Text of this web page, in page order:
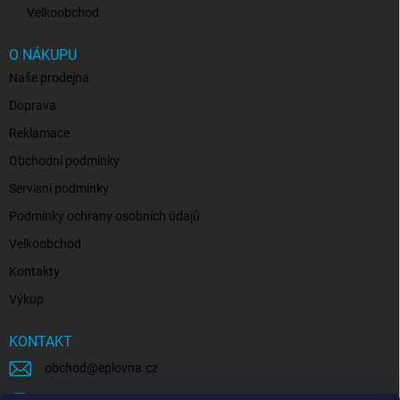
Velkoobchod
O NÁKUPU
Naše prodejna
Doprava
Reklamace
Obchodní podmínky
Servisní podmínky
Podmínky ochrany osobních údajů
Velkoobchod
Kontakty
Výkup
KONTAKT
obchod @eplovna.cz